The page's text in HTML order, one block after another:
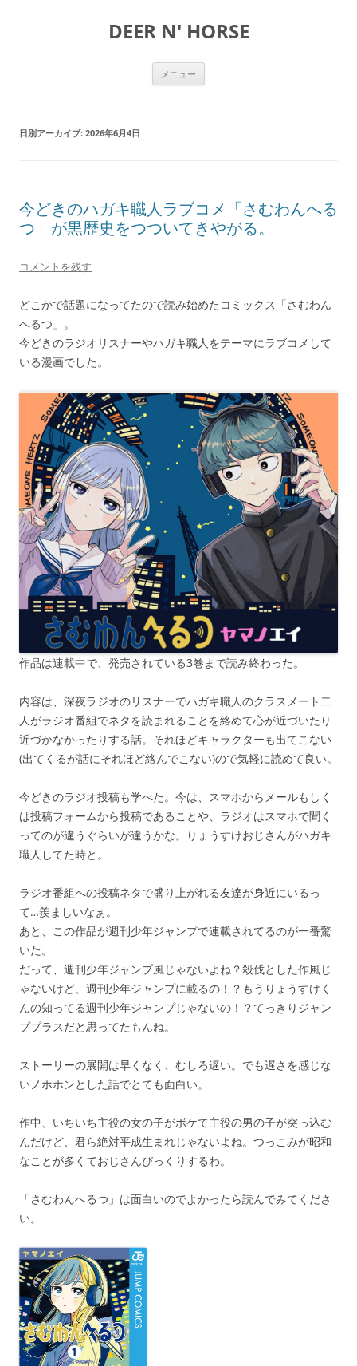
DEER N' HORSE
メニュー
日別アーカイブ: 2026年6月4日
今どきのハガキ職人ラブコメ「さむわんへる
つ」が黒歴史をつついてきやがる。
コメントを残す
どこかで話題になってたので読み始めたコミックス「さむわん
へるつ」。
今どきのラジオリスナーやハガキ職人をテーマにラブコメして
いる漫画でした。
作品は連載中で、発売されている3巻まで読み終わった。
内容は、深夜ラジオのリスナーでハガキ職人のクラスメート二
人がラジオ番組でネタを読まれることを絡めて心が近づいたり
近づかなかったりする話。それほどキャラクターも出てこない
(出てくるが話にそれほど絡んでこない)ので気軽に読めて良い。
今どきのラジオ投稿も学べた。今は、スマホからメールもしく
は投稿フォームから投稿であることや、ラジオはスマホで聞く
ってのが違うぐらいが違うかな。りょうすけおじさんがハガキ
職人してた時と。
ラジオ番組への投稿ネタで盛り上がれる友達が身近にいるっ
て…羨ましいなぁ。
あと、この作品が週刊少年ジャンプで連載されてるのが一番驚
いた。
だって、週刊少年ジャンプ風じゃないよね？殺伐とした作風じ
ゃないけど、週刊少年ジャンプに載るの！？もうりょうすけく
んの知ってる週刊少年ジャンプじゃないの！？てっきりジャン
ププラスだと思ってたもんね。
ストーリーの展開は早くなく、むしろ遅い。でも遅さを感じな
いノホホンとした話でとても面白い。
作中、いちいち主役の女の子がボケて主役の男の子が突っ込む
んだけど、君ら絶対平成生まれじゃないよね。つっこみが昭和
なことが多くておじさんびっくりするわ。
「さむわんへるつ」は面白いのでよかったら読んでみてくださ
い。